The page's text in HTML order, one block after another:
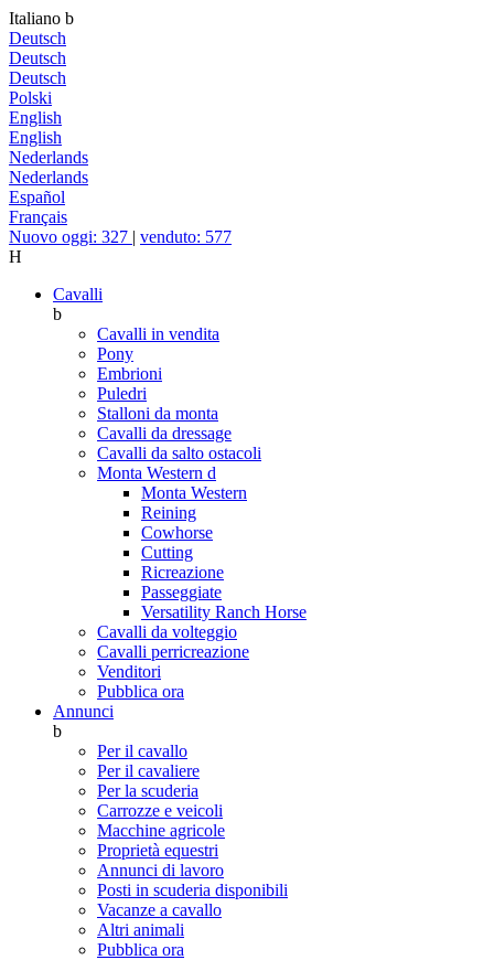
Italiano b
Deutsch
Deutsch
Deutsch
Polski
English
English
Nederlands
Nederlands
Español
Français
Nuovo oggi: 327 | venduto: 577
H
Cavalli
b
Cavalli in vendita
Pony
Embrioni
Puledri
Stalloni da monta
Cavalli da dressage
Cavalli da salto ostacoli
Monta Western d
Monta Western
Reining
Cowhorse
Cutting
Ricreazione
Passeggiate
Versatility Ranch Horse
Cavalli da volteggio
Cavalli perricreazione
Venditori
Pubblica ora
Annunci
b
Per il cavallo
Per il cavaliere
Per la scuderia
Carrozze e veicoli
Macchine agricole
Proprietà equestri
Annunci di lavoro
Posti in scuderia disponibili
Vacanze a cavallo
Altri animali
Pubblica ora